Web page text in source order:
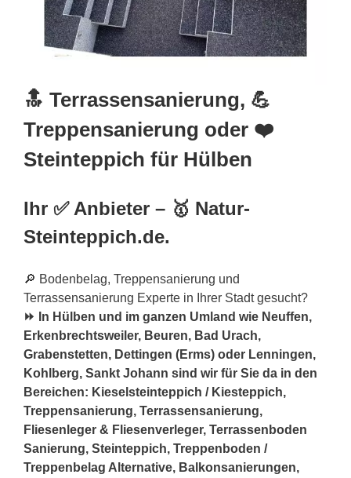
🔝 Terrassensanierung, 💪
Treppensanierung oder ❤️
Steinteppich für Hülben
Ihr ✅ Anbieter – 🥇 Natur-
Steinteppich.de.
🔎 Bodenbelag, Treppensanierung und
Terrassensanierung Experte in Ihrer Stadt gesucht?
⏩ In Hülben und im ganzen Umland wie Neuffen,
Erkenbrechtsweiler, Beuren, Bad Urach,
Grabenstetten, Dettingen (Erms) oder Lenningen,
Kohlberg, Sankt Johann sind wir für Sie da in den
Bereichen: Kieselsteinteppich / Kiesteppich,
Treppensanierung, Terrassensanierung,
Fliesenleger & Fliesenverleger, Terrassenboden
Sanierung, Steinteppich, Treppenboden /
Treppenbelag Alternative, Balkonsanierungen,